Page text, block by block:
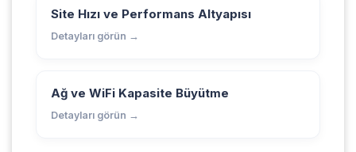
Site Hızı ve Performans Altyapısı
Detayları görün →
Ağ ve WiFi Kapasite Büyütme
Detayları görün →